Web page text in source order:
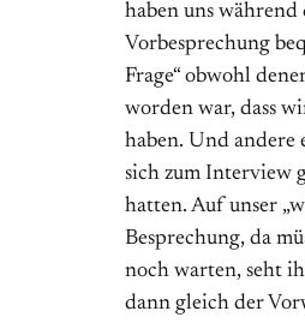
haben uns während
Vorbesprechung
Frage“ obwohl
worden war, dass
haben. Und andere
sich zum Interview
hatten. Auf unser
Besprechung, da
noch warten, seht
dann gleich der